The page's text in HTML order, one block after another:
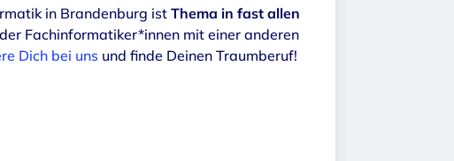
in Brandenburg ist Thema in fast allen
Fachinformatiker*innen mit einer anderen
Dich bei uns und finde Deinen Traumberuf!